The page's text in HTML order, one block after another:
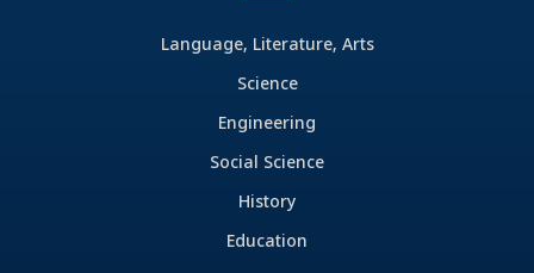
Language, Literature, Arts
Science
Engineering
Social Science
History
Education